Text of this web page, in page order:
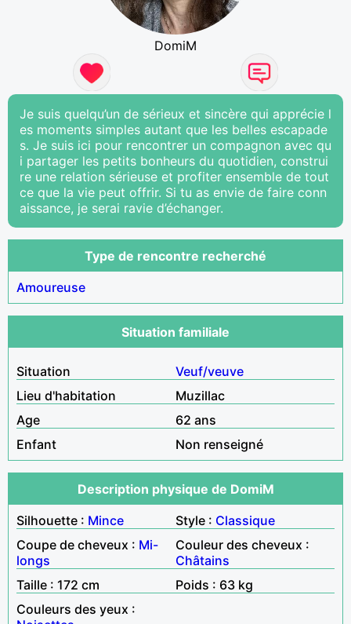
DomiM
Je suis quelqu’un de sérieux et sincère qui apprécie l
es moments simples autant que les belles escapade
s. Je suis ici pour rencontrer un compagnon avec qu
i partager les petits bonheurs du quotidien, construi
re une relation sérieuse et profiter ensemble de tout
ce que la vie peut offrir. Si tu as envie de faire conn
aissance, je serai ravie d’échanger.
Type de rencontre recherché
Amoureuse
Situation familiale
Situation
Veuf/veuve
Lieu d'habitation
Muzillac
Age
62 ans
Enfant
Non renseigné
Description physique de DomiM
Silhouette : Mince Style : Classique
Coupe de cheveux : Mi-
longs
Couleur des cheveux :
Châtains
Taille : 172 cm
Poids : 63 kg
Couleurs des yeux :